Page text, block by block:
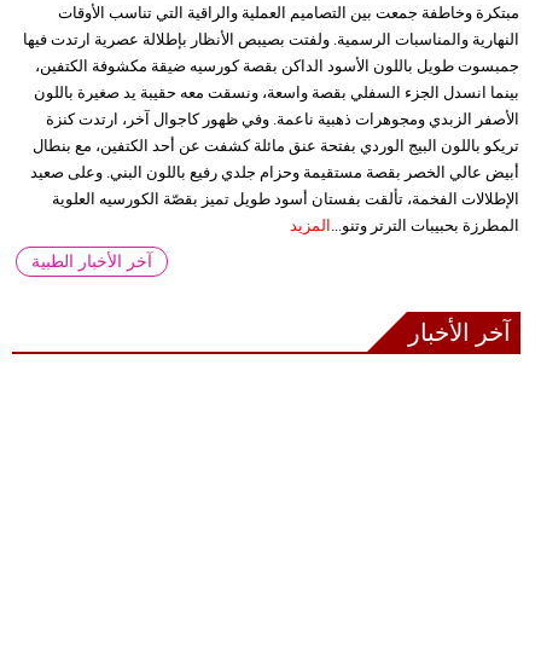
مبتكرة وخاطفة جمعت بين التصاميم العملية والراقية التي تناسب الأوقات
النهارية والمناسبات الرسمية. ولفتت بصيبص الأنظار بإطلالة عصرية ارتدت فيها
جمبسوت طويل باللون الأسود الداكن بقصة كورسيه ضيقة مكشوفة الكتفين،
بينما انسدل الجزء السفلي بقصة واسعة، ونسقت معه حقيبة يد صغيرة باللون
الأصفر الزبدي ومجوهرات ذهبية ناعمة. وفي ظهور كاجوال آخر، ارتدت كنزة
تريكو باللون البيج الوردي بفتحة عنق مائلة كشفت عن أحد الكتفين، مع بنطال
أبيض عالي الخصر بقصة مستقيمة وحزام جلدي رفيع باللون البني. وعلى صعيد
الإطلالات الفخمة، تألقت بفستان أسود طويل تميز بقصّة الكورسيه العلوية
المطرزة بحبيبات الترتر وتنو...
المزيد
آخر الأخبار الطبية
آخر الأخبار